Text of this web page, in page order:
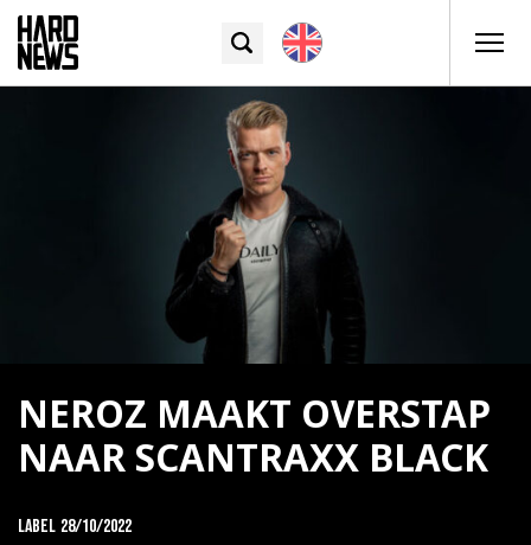
NEROZ MAAKT OVERSTAP
NAAR SCANTRAXX BLACK
Label 28/10/2022